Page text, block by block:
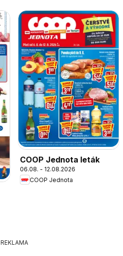
COOP Jednota leták
06.08. - 12.08.2026
COOP Jednota
REKLAMA